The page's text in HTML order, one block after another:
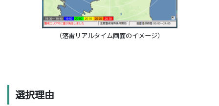
（落雷リアルタイム画面のイメージ）
選択理由